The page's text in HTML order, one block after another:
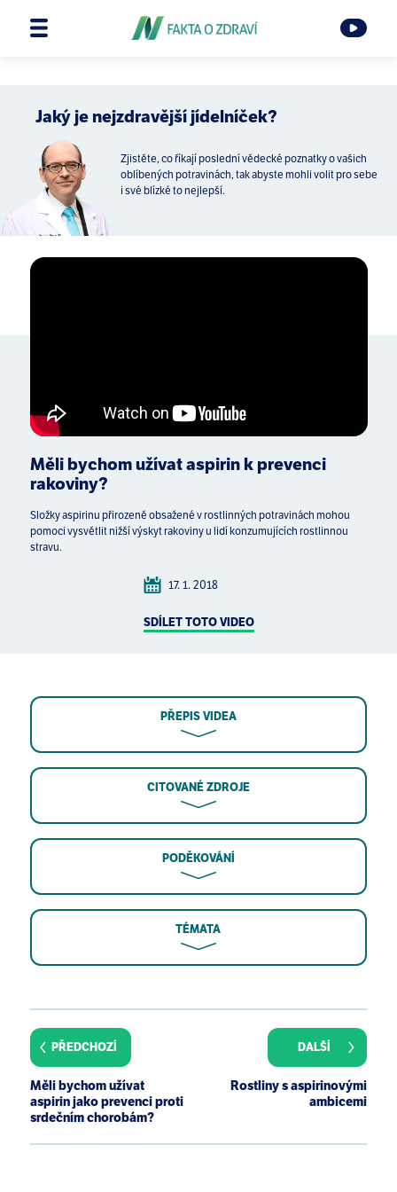
Jaký je nejzdravější jídelníček?
Zjistěte, co říkají poslední vědecké poznatky o vašich
oblíbených potravinách, tak abyste mohli volit pro sebe
i své blízké to nejlepší.
Měli bychom užívat aspirin k prevenci
rakoviny?
Složky aspirinu přirozeně obsažené v rostlinných potravinách mohou
pomoci vysvětlit nižší výskyt rakoviny u lidí konzumujících rostlinnou
stravu.
17. 1. 2018
SDÍLET TOTO VIDEO
PŘEPIS VIDEA
CITOVANÉ ZDROJE
PODĚKOVÁNÍ
TÉMATA
metabolic and inflammatory responses after fruit
ingestion. Plant Foods Hum Nutr. 2012
Xu XM, Sansores-Garcia L, Chen XM, Matijevic-
Aleksic N, Du M, Wu KK. Suppression of inducible
PŘEDCHOZÍ
Měli bychom užívat
aspirin jako prevenci proti
srdečním chorobám?
Rostliny s aspirinovými
ambicemi
DALŠÍ